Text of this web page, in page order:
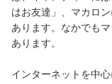
フランソワ｜マ
寶泉堂｜米ショコ
サザビーリーグ
岩井製菓｜とに
R.L waffle cake
はお友達」、マカロ
あります。なかでも
あります。
インターネットを中